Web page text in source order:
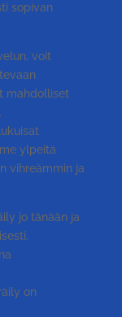
sopivan
voit
mahdolliset
ylpeitä
vihreämmin ja
jo tänään ja
on